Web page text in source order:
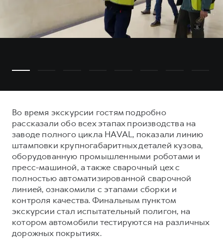
Во время экскурсии гостям подробно
рассказали обо всех этапах производства на
заводе полного цикла HAVAL, показали линию
штамповки крупногабаритных деталей кузова,
оборудованную промышленными роботами и
пресс-машиной, а также сварочный цех с
полностью автоматизированной сварочной
линией, ознакомили с этапами сборки и
контроля качества. Финальным пунктом
экскурсии стал испытательный полигон, на
котором автомобили тестируются на различных
дорожных покрытиях.